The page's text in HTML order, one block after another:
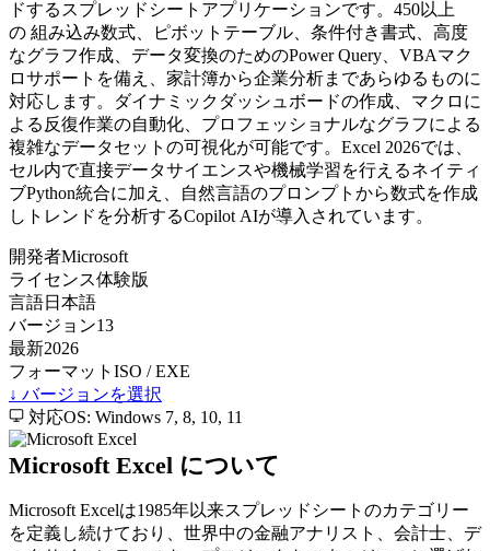
ドするスプレッドシートアプリケーションです。450以上
の 組み込み数式、ピボットテーブル、条件付き書式、高度
なグラフ作成、データ変換のためのPower Query、VBAマク
ロサポートを備え、家計簿から企業分析まであらゆるものに
対応します。ダイナミックダッシュボードの作成、マクロに
よる反復作業の自動化、プロフェッショナルなグラフによる
複雑なデータセットの可視化が可能です。Excel 2026では、
セル内で直接データサイエンスや機械学習を行えるネイティ
ブPython統合に加え、自然言語のプロンプトから数式を作成
しトレンドを分析するCopilot AIが導入されています。
開発者Microsoft
ライセンス体験版
言語日本語
バージョン13
最新2026
フォーマット ISO / EXE
↓ バージョンを選択
対応OS: Windows 7, 8, 10, 11
Microsoft Excel について
Microsoft Excelは1985年以来スプレッドシートのカテゴリー
を定義し続けており、世界中の金融アナリスト、会計士、デ